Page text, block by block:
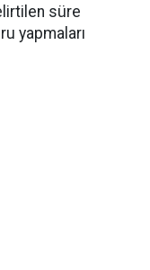
süre
yapmaları